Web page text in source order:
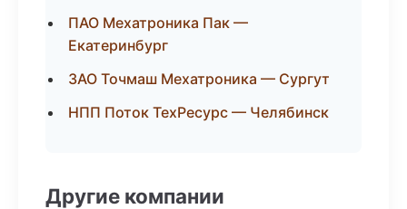
ПАО Мехатроника Пак —
Екатеринбург
ЗАО Точмаш Мехатроника — Сургут
НПП Поток ТехРесурс — Челябинск
Другие компании